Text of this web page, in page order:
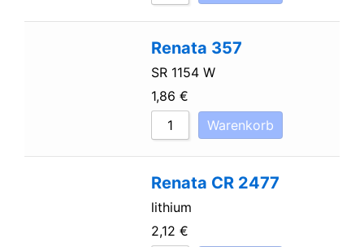
Renata 357
SR 1154 W
1,86 €
Warenkorb
Renata CR 2477
lithium
2,12 €